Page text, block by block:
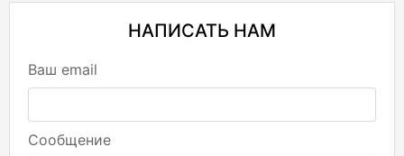
НАПИСАТЬ НАМ
Ваш email
Сообщение